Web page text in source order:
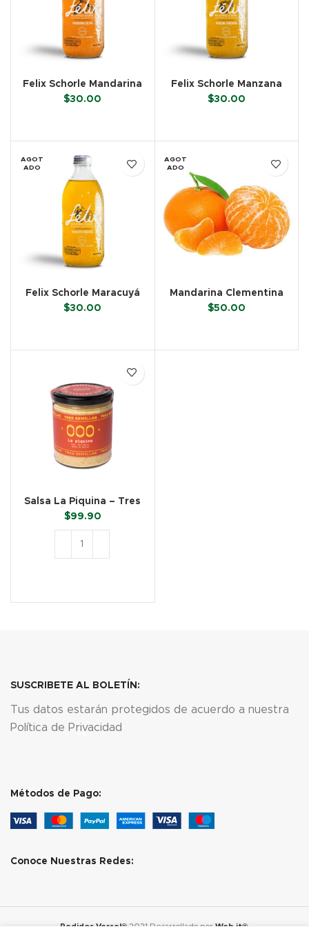
Felix Schorle Mandarina
(355 ml)
$30.00
Felix Schorle Manzana
(355 ml)
$30.00
AGOT
ADO
Felix Schorle Maracuyá
(355 ml)
$30.00
AGOT
ADO
Mandarina Clementina
(KG)
$50.00
Salsa La Piquina – Tres
Semillas (250 ml)
$99.90
SUSCRIBETE AL BOLETÍN:
Tus datos estarán protegidos de acuerdo a nuestra
Política de Privacidad
Métodos de Pago:
Conoce Nuestras Redes:
Pedidos Versel® 2021 Desarrollado por Web.it®.